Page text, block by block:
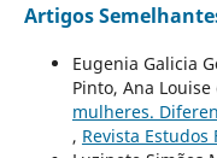
Artigos
Eugenia Galicia
Pinto, Ana
mulheres.
, Revista Estudos